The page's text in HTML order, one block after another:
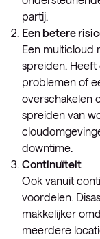
partij.
Een betere
Een multicloud
spreiden.
problemen of
overschakelen
spreiden van
downtime.
Continuïteit
Ook vanuit
voordelen.
makkelijker
meerdere